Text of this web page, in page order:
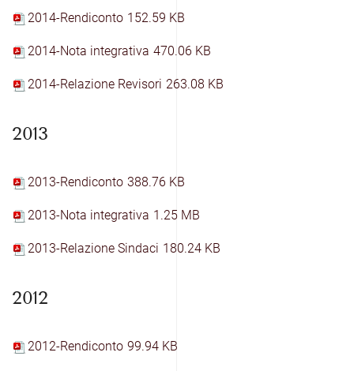
2014-Rendiconto 152.59 KB
2014-Nota integrativa 470.06 KB
2014-Relazione Revisori 263.08 KB
2013
2013-Rendiconto 388.76 KB
2013-Nota integrativa 1.25 MB
2013-Relazione Sindaci 180.24 KB
2012
2012-Rendiconto 99.94 KB